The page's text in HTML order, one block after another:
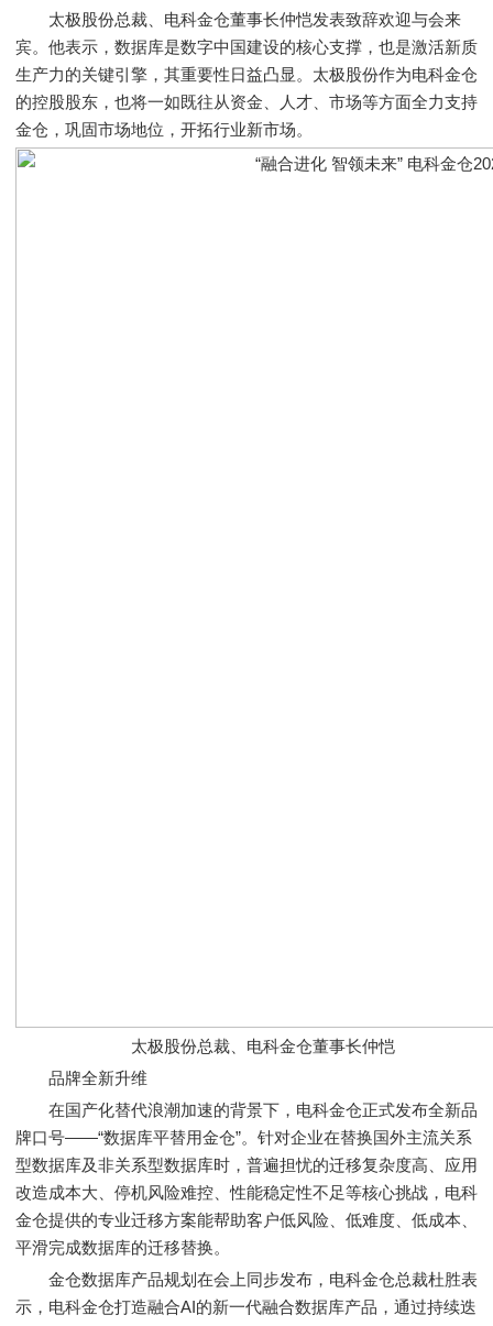
太极股份总裁、电科金仓董事长仲恺发表致辞欢迎与会来
宾。他表示，数据库是数字中国建设的核心支撑，也是激活新质
生产力的关键引擎，其重要性日益凸显。太极股份作为电科金仓
的控股股东，也将一如既往从资金、人才、市场等方面全力支持
金仓，巩固市场地位，开拓行业新市场。
太极股份总裁、电科金仓董事长仲恺
品牌全新升维
在国产化替代浪潮加速的背景下，电科金仓正式发布全新品
牌口号——“数据库平替用金仓”。针对企业在替换国外主流关系
型数据库及非关系型数据库时，普遍担忧的迁移复杂度高、应用
改造成本大、停机风险难控、性能稳定性不足等核心挑战，电科
金仓提供的专业迁移方案能帮助客户低风险、低难度、低成本、
平滑完成数据库的迁移替换。
金仓数据库产品规划在会上同步发布，电科金仓总裁杜胜表
示，电科金仓打造融合AI的新一代融合数据库产品，通过持续迭